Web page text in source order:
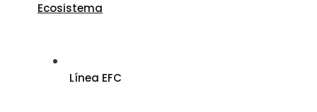
Ecosistema
Línea EFC